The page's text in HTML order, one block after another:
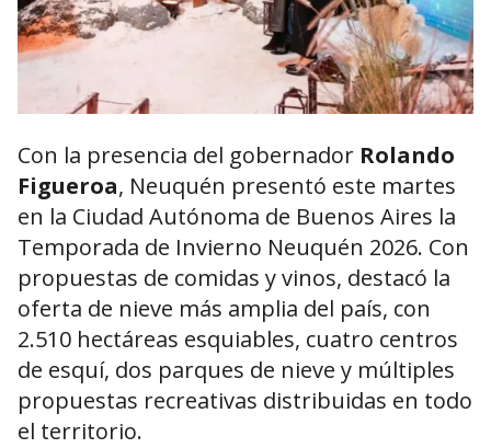
Con la presencia del gobernador Rolando
Figueroa, Neuquén presentó este martes
en la Ciudad Autónoma de Buenos Aires la
Temporada de Invierno Neuquén 2026. Con
propuestas de comidas y vinos, destacó la
oferta de nieve más amplia del país, con
2.510 hectáreas esquiables, cuatro centros
de esquí, dos parques de nieve y múltiples
propuestas recreativas distribuidas en todo
el territorio.